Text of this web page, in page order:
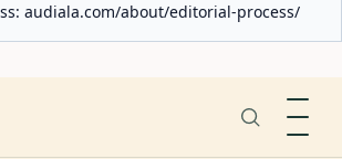
audiala.com/about/editorial-process/